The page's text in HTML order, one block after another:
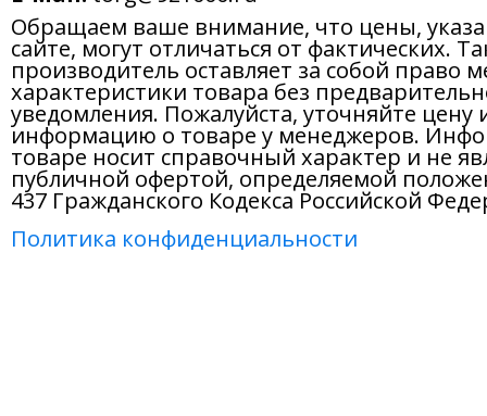
Обращаем ваше внимание, что цены,
сайте, могут отличаться от фактических.
производитель оставляет за собой право
характеристики товара без
уведомления. Пожалуйста, уточняйте цену
информацию о товаре у менеджеров.
товаре носит справочный характер и не
публичной офертой, определяемой
437 Гражданского Кодекса Российской
Политика конфиденциальности